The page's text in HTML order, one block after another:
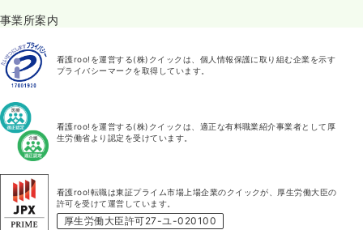
事業所案内
看護roo!を運営する(株)クイックは、個人情報保護に取り組む企業を示す
プライバシーマークを取得しています。
看護roo!を運営する(株)クイックは、適正な有料職業紹介事業者として厚
生労働省より認定を受けています。
看護roo!転職は東証プライム市場上場企業のクイックが、厚生労働大臣の
許可を受けて運営しています。
厚生労働大臣許可27-ユ-020100